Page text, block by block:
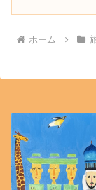
ホーム